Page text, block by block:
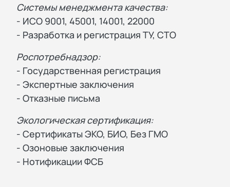
Системы менеджмента качества:
- ИСО 9001, 45001, 14001, 22000
- Разработка и регистрация ТУ, СТО
Роспотребнадзор:
- Государственная регистрация
- Экспертные заключения
- Отказные письма
Экологическая сертификация:
- Сертификаты ЭКО, БИО, Без ГМО
- Озоновые заключения
- Нотификации ФСБ